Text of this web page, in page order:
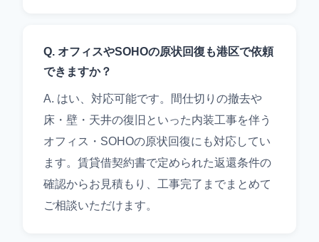
Q. オフィスやSOHOの原状回復も港区で依頼
できますか？
A. はい、対応可能です。間仕切りの撤去や
床・壁・天井の復旧といった内装工事を伴う
オフィス・SOHOの原状回復にも対応してい
ます。賃貸借契約書で定められた返還条件の
確認からお見積もり、工事完了までまとめて
ご相談いただけます。